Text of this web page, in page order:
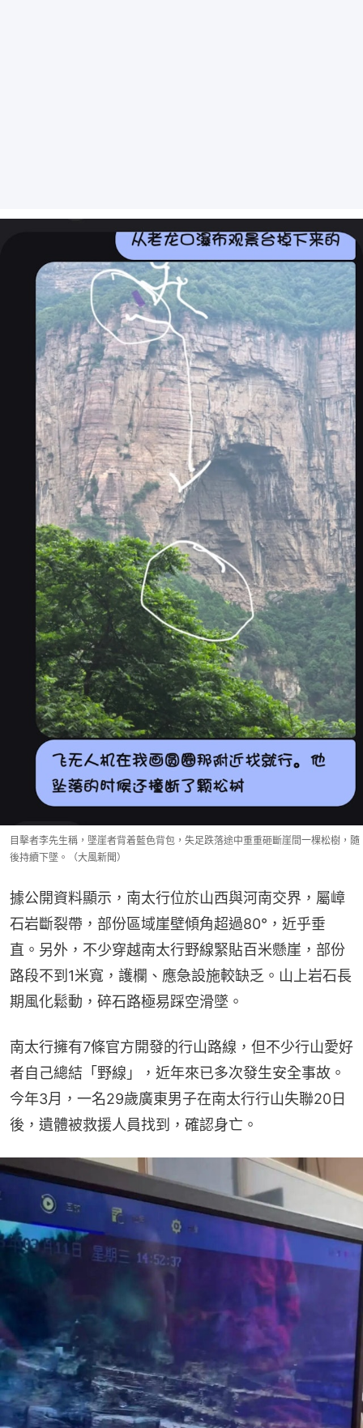
目擊者李先生稱，墜崖者背着藍色背包，失足跌落途中重重砸斷崖間一棵松樹，隨
後持續下墜。（大風新聞）
據公開資料顯示，南太行位於山西與河南交界，屬嶂
石岩斷裂帶，部份區域崖壁傾角超過80°，近乎垂
直。另外，不少穿越南太行野線緊貼百米懸崖，部份
路段不到1米寬，護欄、應急設施較缺乏。山上岩石長
期風化鬆動，碎石路極易踩空滑墜。
南太行擁有7條官方開發的行山路線，但不少行山愛好
者自己總結「野線」，近年來已多次發生安全事故。
今年3月，一名29歲廣東男子在南太行行山失聯20日
後，遺體被救援人員找到，確認身亡。